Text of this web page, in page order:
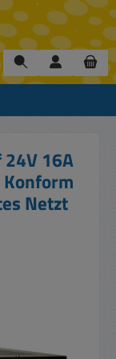
16A
Netzt